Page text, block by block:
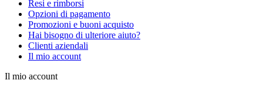
Resi e rimborsi
Opzioni di pagamento
Promozioni e buoni acquisto
Hai bisogno di ulteriore aiuto?
Clienti aziendali
Il mio account
Il mio account